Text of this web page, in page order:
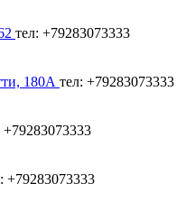
тел: +79283073333
180А тел: +79283073333
+79283073333
+79283073333